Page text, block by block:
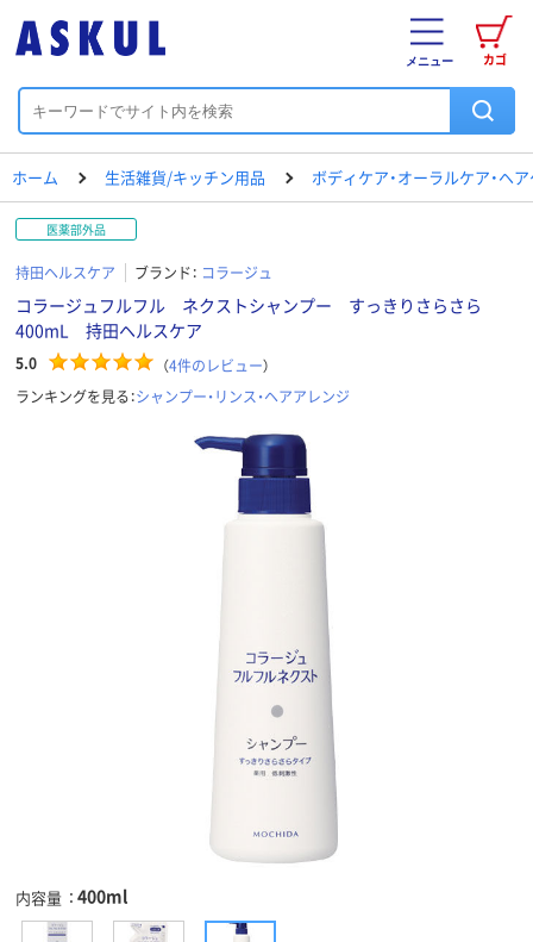
カゴ
メニュー
ホーム 生活雑貨/キッチン用品 ボディケア・オーラルケア・ヘ
医薬部外品
持田ヘルスケア ブランド： コラージュ
コラージュフルフル ネクストシャンプー すっきりさらさら
400mL 持田ヘルスケア
5.0 （4件のレビュー）
ランキングを見る：シャンプー・リンス・ヘアアレンジ
内容量 400ml